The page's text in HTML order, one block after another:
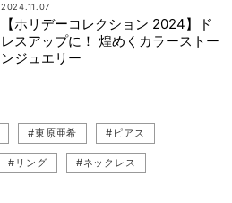
2024.11.07
【ホリデーコレクション 2024】ド
レスアップに！ 煌めくカラーストー
ンジュエリー
#東原亜希 #ピアス
#リング #ネックレス